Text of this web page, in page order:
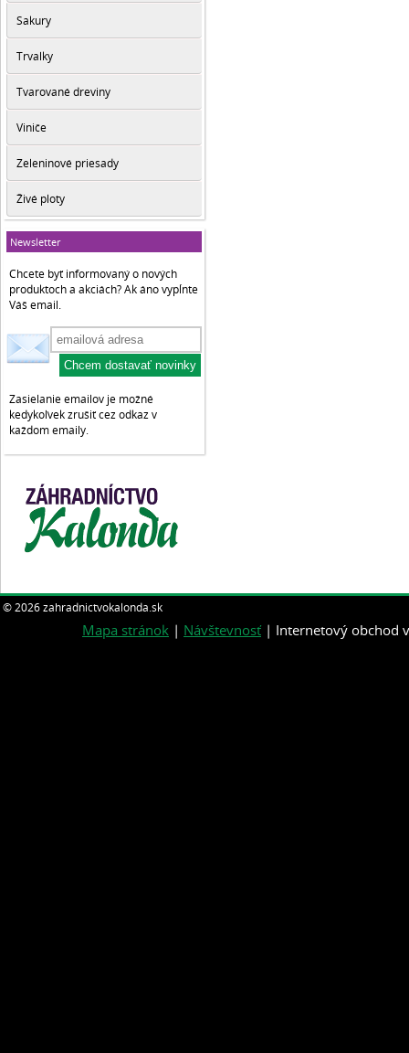
Sakury
Trvalky
Tvarované dreviny
Viniče
Zeleninové priesady
Živé ploty
Newsletter
Chcete byť informovaný o nových
produktoch a akciách? Ak áno vypĺnte
Váš email.
Zasielanie emailov je možné
kedykoľvek zrušiť cez odkaz v
každom emaily.
© 2026 zahradnictvokalonda.sk
Mapa stránok | Návštevnosť| Internetový obchod